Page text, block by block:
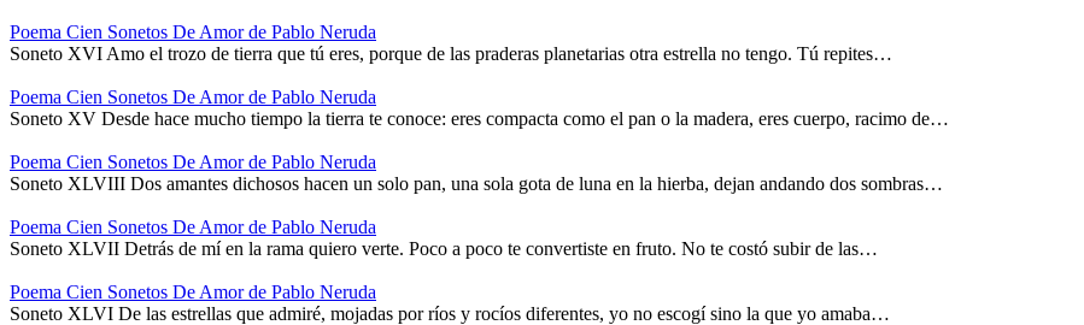
Poema Cien Sonetos De Amor de Pablo Neruda
Soneto XVI Amo el trozo de tierra que tú eres, porque de las praderas planetarias otra estrella no tengo. Tú repites…
Poema Cien Sonetos De Amor de Pablo Neruda
Soneto XV Desde hace mucho tiempo la tierra te conoce: eres compacta como el pan o la madera, eres cuerpo, racimo de…
Poema Cien Sonetos De Amor de Pablo Neruda
Soneto XLVIII Dos amantes dichosos hacen un solo pan, una sola gota de luna en la hierba, dejan andando dos sombras…
Poema Cien Sonetos De Amor de Pablo Neruda
Soneto XLVII Detrás de mí en la rama quiero verte. Poco a poco te convertiste en fruto. No te costó subir de las…
Poema Cien Sonetos De Amor de Pablo Neruda
Soneto XLVI De las estrellas que admiré, mojadas por ríos y rocíos diferentes, yo no escogí sino la que yo amaba…